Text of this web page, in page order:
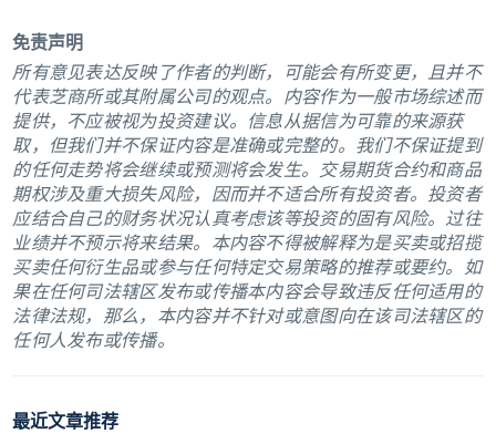
免责声明
所有意见表达反映了作者的判断，可能会有所变更，且并不
代表芝商所或其附属公司的观点。内容作为一般市场综述而
提供，不应被视为投资建议。信息从据信为可靠的来源获
取，但我们并不保证内容是准确或完整的。我们不保证提到
的任何走势将会继续或预测将会发生。交易期货合约和商品
期权涉及重大损失风险，因而并不适合所有投资者。投资者
应结合自己的财务状况认真考虑该等投资的固有风险。过往
业绩并不预示将来结果。本内容不得被解释为是买卖或招揽
买卖任何衍生品或参与任何特定交易策略的推荐或要约。如
果在任何司法辖区发布或传播本内容会导致违反任何适用的
法律法规，那么，本内容并不针对或意图向在该司法辖区的
任何人发布或传播。
最近文章推荐